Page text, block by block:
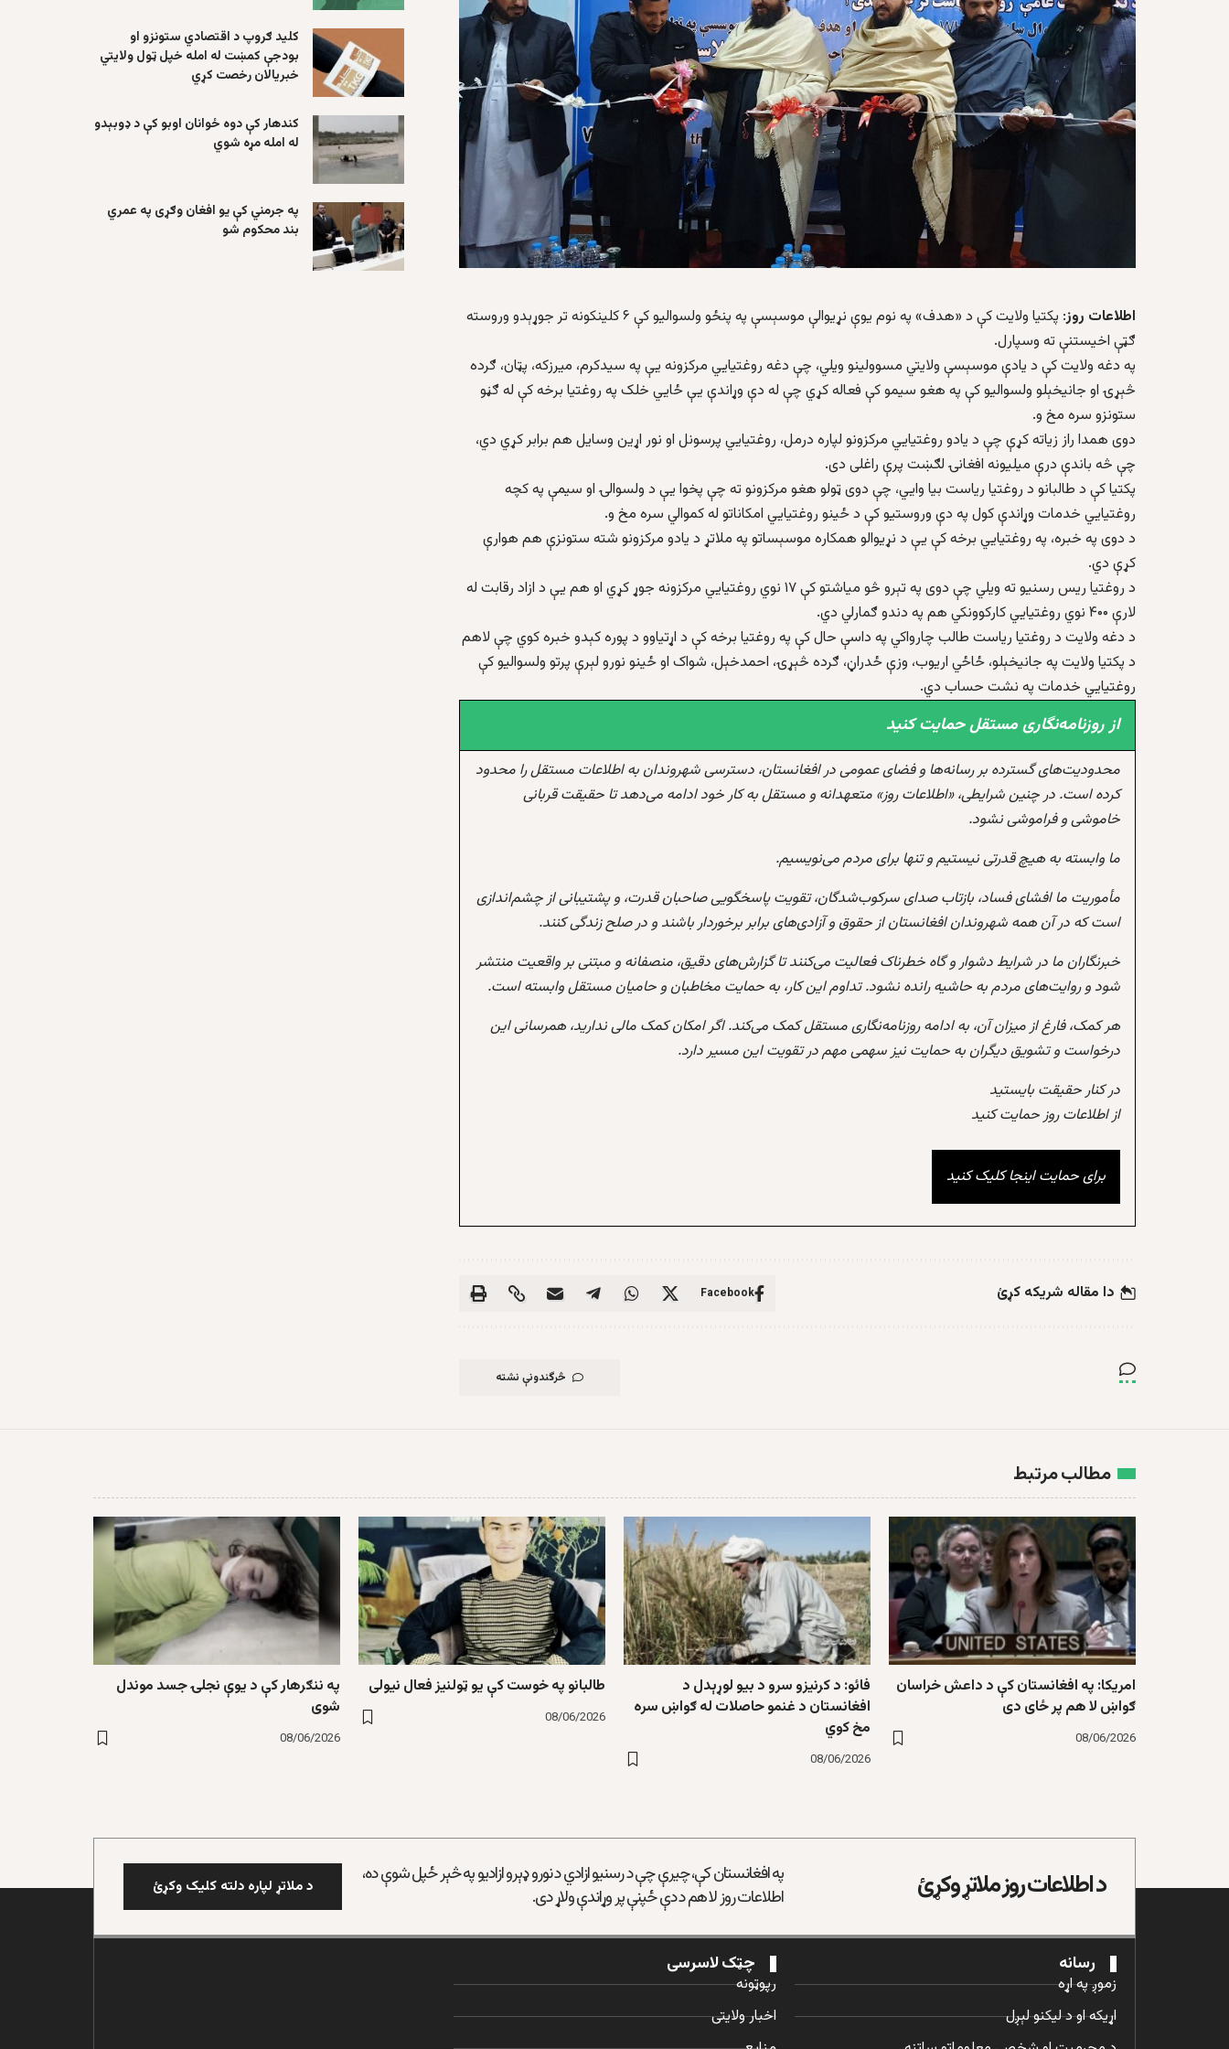
اطلاعات روز
: پکتیا ولایت کې د «هدف» په نوم یوې نړیوالې موسېسې په پنځو ولسوالیو کې ۶ کلینکونه تر جوړېدو وروسته
ګټې اخیستنې ته وسپارل.
په دغه ولایت کې د یادې موسېسې ولایتي مسوولینو ویلي، چې دغه روغتیايي مرکزونه یې په سیدکرم، میرزکه، پټان، ګرده
څېړۍ او جانیخېلو ولسوالیو کې په هغو سیمو کې فعاله کړي چې له دې وړاندې یې ځايي خلک په روغتیا برخه کې له ګڼو
ستونزو سره مخ و.
دوی همدا راز زیاته کړې چې د یادو روغتیايي مرکزونو لپاره درمل، روغتیايي پرسونل او نور اړین وسایل هم برابر کړي دي،
چې څه باندې درې میلیونه افغانۍ لګښت پرې راغلی دی.
پکتیا کې د طالبانو د روغتیا ریاست بیا وایي، چې دوی ټولو هغو مرکزونو ته چې پخوا یې د ولسوالۍ او سیمې په کچه
روغتیايي خدمات وړاندې کول په دې وروستیو کې د ځینو روغتیايي امکاناتو له کموالي سره مخ و.
د دوی په خبره، په روغتیایي برخه کې یې د نړیوالو همکاره موسېساتو په ملاتړ د یادو مرکزونو شته ستونزې هم هوارې
کړې دي.
د روغتیا ریس رسنیو ته ویلي چې دوی په تېرو څو میاشتو کې ۱۷ نوي روغتیايي مرکزونه جوړ کړي او هم یې د ازاد رقابت له
لارې ۴۰۰ نوي روغتیايي کارکوونکي هم په دندو ګمارلي دي.
د دغه ولایت د روغتیا ریاست طالب چارواکي په داسې حال کې په روغتیا برخه کې د اړتیاوو د پوره کېدو خبره کوي چې لاهم
د پکتیا ولایت په جانیخېلو، ځاځي اریوب، وزې ځدراڼ، ګرده څېړۍ، احمدخېل، شواک او ځینو نورو لېرې پرتو ولسوالیو کې
روغتیايي خدمات په نشت حساب دي.
از روزنامه‌نگاری مستقل حمایت کنید
محدودیت‌های گسترده بر رسانه‌ها و فضای عمومی در افغانستان، دسترسی شهروندان به اطلاعات مستقل را محدود
کرده است. در چنین شرایطی، «اطلاعات روز» متعهدانه و مستقل به کار خود ادامه می‌دهد تا حقیقت قربانی
خاموشی و فراموشی نشود.
ما وابسته به هیچ قدرتی نیستیم و تنها برای مردم می‌نویسیم.
مأموریت ما افشای فساد، بازتاب صدای سرکوب‌شدگان، تقویت پاسخگویی صاحبان قدرت، و پشتیبانی از چشم‌اندازی
است که در آن همه شهروندان افغانستان از حقوق و آزادی‌های برابر برخوردار باشند و در صلح زندگی کنند.
خبرنگاران ما در شرایط دشوار و گاه خطرناک فعالیت می‌کنند تا گزارش‌های دقیق، منصفانه و مبتنی بر واقعیت منتشر
شود و روایت‌های مردم به حاشیه رانده نشود. تداوم این کار، به حمایت مخاطبان و حامیان مستقل وابسته است.
هر کمک، فارغ از میزان آن، به ادامه روزنامه‌نگاری مستقل کمک می‌کند. اگر امکان کمک مالی ندارید، همرسانی این
درخواست و تشویق دیگران به حمایت نیز سهمی مهم در تقویت این مسیر دارد.
در کنار حقیقت بایستید
از اطلاعات روز حمایت کنید
برای حمایت اینجا کلیک کنید
دا مقاله شریکه کړئ Facebook
څرگندونې نشته
کلید ګروپ د اقتصادي ستونزو او
بودجې کمښت له امله خپل ټول ولایتي
خبریالان رخصت کړي
کندهار کې دوه ځوانان اوبو کې د ډوبېدو
له امله مړه شوي
په جرمني کې یو افغان وګړی په عمري
بند محکوم شو
مطالب مرتبط
امریکا: په افغانستان کې د داعش خراسان
ګواښ لا هم پر ځای دی
08/06/2026
فائو: د کرنیزو سرو د بیو لوړېدل د
افغانستان د غنمو حاصلات له ګواښ سره
مخ کوي
08/06/2026
طالبانو په خوست کې یو ټولنیز فعال نیولی
08/06/2026
په ننګرهار کې د یوې نجلۍ جسد موندل
شوی
08/06/2026
د اطلاعات روز ملاتړ وکړئ
په افغانستان کې، چیرې چې د رسنیو ازادي د نورو ډېرو ازادیو په څېر ځپل شوې ده،
اطلاعات روز لا هم د دې ځپنې پر وړاندې ولاړ دی.
د ملاتړ لپاره دلته کلیک وکړئ
رسانه
زموږ په اړه
اړیکه او د لیکنو لېږل
چټک لاسرسی
رپوټونه
اخبار ولایتی